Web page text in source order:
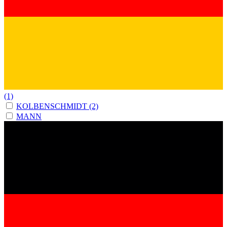
(1)
KOLBENSCHMIDT (2)
MANN